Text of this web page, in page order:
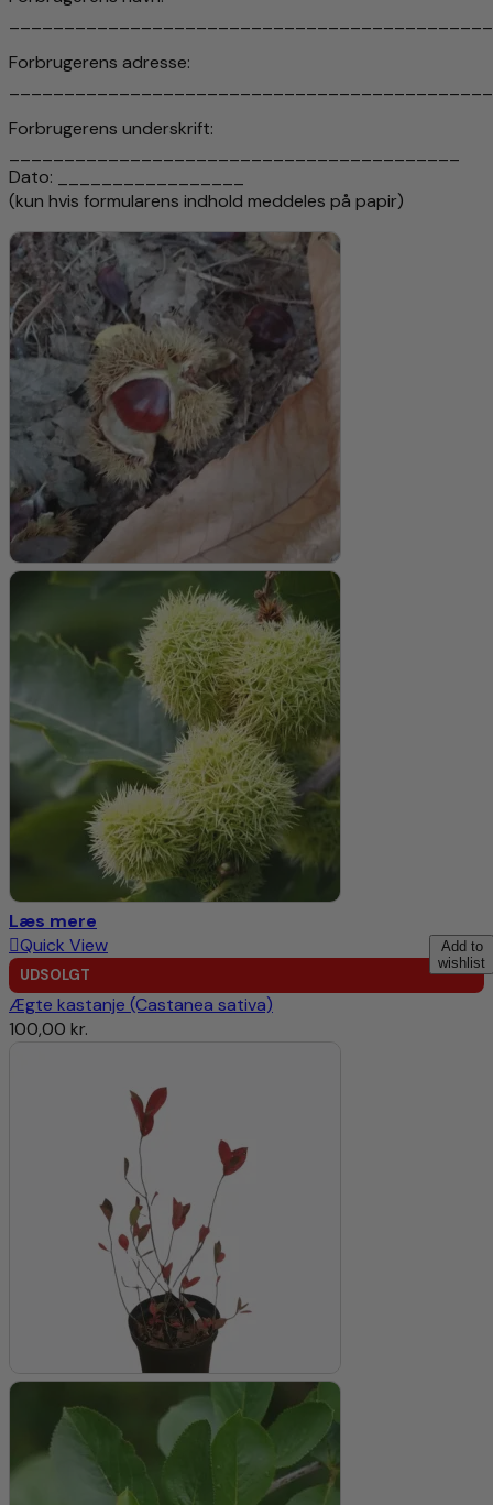
Forbrugerens adresse:
Forbrugerens underskrift:
Dato: _________________
(kun hvis formularens indhold meddeles på papir)
Læs mere
Add to
wishlist
Quick View
UDSOLGT
Ægte kastanje (Castanea sativa)
100,00 kr.